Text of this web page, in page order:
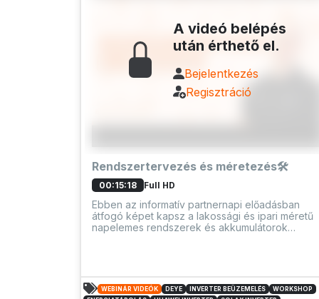
A videó belépés
után érthető el.
Bejelentkezés
Regisztráció
Rendszertervezés és méretezés🛠️
00:15:18 Full HD
Ebben az informatív partnernapi előadásban
átfogó képet kapsz a lakossági és ipari méretű
napelemes rendszerek és akkumulátorok
neked szól!
WEBINÁR VIDEÓK DEYE INVERTER BEÜZEMELÉS
WORKSHOP